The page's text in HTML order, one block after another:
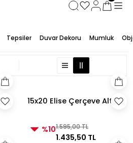
Kargo Bedava! 2
Kargo Bedava!
Tepsiler Duvar Dekoru Mumluk
15x20 Elise Çerçeve Altın
%101.595,00 TL
1.435,50 TL